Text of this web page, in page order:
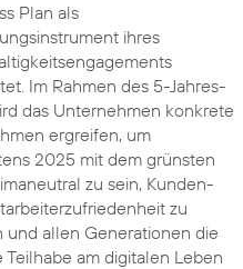
Plan als
ihres
Im Rahmen des 5-Jahres-
das Unternehmen konkrete
ergreifen, um
2025 mit dem grünsten
zu sein, Kunden-
zu
und allen Generationen die
Teilhabe am digitalen Leben